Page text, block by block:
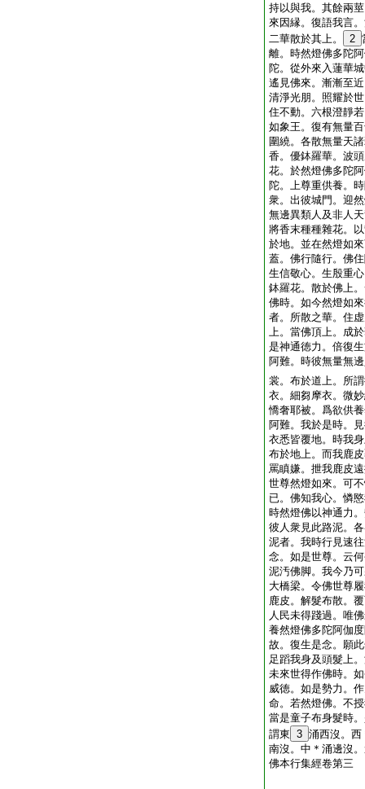
持以與我。其餘兩
來因縁。復語我言
二華散於其上。
2
離。時然燈佛多陀
陀。從外來入蓮華
遙見佛來。漸漸至
清淨光朋。照耀於
住不動。六根澄靜
如象王。復有無量
圍繞。各散無量天
香。優鉢羅華。波
花。於然燈佛多陀
陀。上尊重供養。
衆。出彼城門。迎
無邊異類人及非人
將香末種種雜花。
於地。並在然燈如
蓋。佛行隨行。佛
生信敬心。生殷重
鉢羅花。散於佛上
佛時。如今然燈如
者。所散之華。住
上。當佛頂上。成
是神通徳力。倍復
阿難。時彼無量無
裳。布於道上。所
衣。細芻摩衣。微
憍奢耶被。爲欲供
阿難。我於是時。
衣悉皆覆地。時我
布於地上。而我鹿
罵瞋嫌。抴我鹿皮
世尊然燈如來。可
已。佛知我心。憐
時然燈佛以神通力
彼人衆見此路泥。
泥者。我時行見速
念。如是世尊。云
泥汚佛脚。我今乃
大橋梁。令佛世尊
鹿皮。解髮布散。
人民未得踐過。唯
養然燈佛多陀阿伽
故。復生是念。願
足蹈我身及頭髮上
未來世得作佛時。
威徳。如是勢力。
命。若然燈佛。不
當是童子布身髮時
謂東 3 涌西沒。西
南沒。中＊涌邊沒
佛本行集經卷第三